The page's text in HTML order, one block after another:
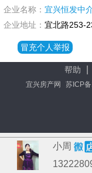
企业名称： 宜兴恒发中
企业地址： 宜北路253-
冒充个人举报
帮助
宜兴房产网 苏ICP
小周